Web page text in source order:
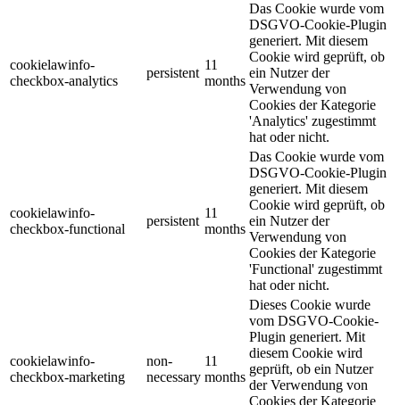
cookielawinfo-
checkbox-analytics
persistent
11
months
Das Cookie wurde vom
DSGVO-Cookie-Plugin
generiert. Mit diesem
Cookie wird geprüft, ob
ein Nutzer der
Verwendung von
Cookies der Kategorie
'Analytics' zugestimmt
hat oder nicht.
cookielawinfo-
checkbox-functional
persistent
11
months
Das Cookie wurde vom
DSGVO-Cookie-Plugin
generiert. Mit diesem
Cookie wird geprüft, ob
ein Nutzer der
Verwendung von
Cookies der Kategorie
'Functional' zugestimmt
hat oder nicht.
cookielawinfo-
checkbox-marketing
non-
necessary
11
months
Dieses Cookie wurde
vom DSGVO-Cookie-
Plugin generiert. Mit
diesem Cookie wird
geprüft, ob ein Nutzer
der Verwendung von
Cookies der Kategorie